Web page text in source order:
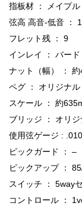
指板材 ： メイプル
弦高 高音-低音 ：
フレット残 ： 9
インレイ ： バード
ナット（幅） ：
ペグ ： オリジナル
スケール ： 約
ブリッジ ： オリ
使用弦ゲージ :
ピックガード ： –
ピックアップ ：
スイッチ ： 5way
コントロール ：